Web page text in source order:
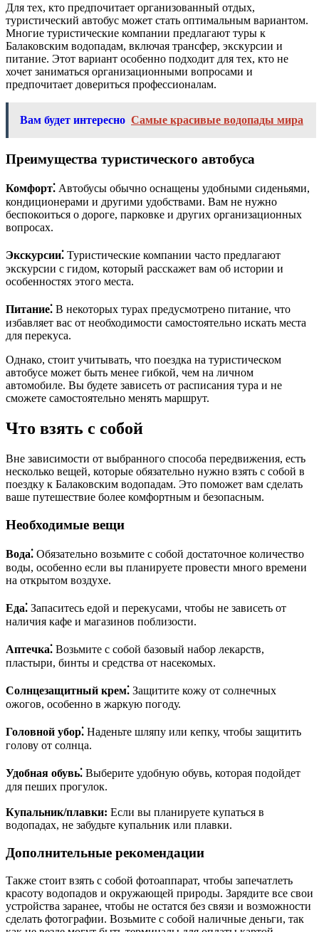
Для тех, кто предпочитает организованный отдых,
туристический автобус может стать оптимальным вариантом.
Многие туристические компании предлагают туры к
Балаковским водопадам, включая трансфер, экскурсии и
питание. Этот вариант особенно подходит для тех, кто не
хочет заниматься организационными вопросами и
предпочитает довериться профессионалам.
Вам будет интересно Самые красивые водопады мира
Преимущества туристического автобуса
Комфорт⁚ Автобусы обычно оснащены удобными сиденьями,
кондиционерами и другими удобствами. Вам не нужно
беспокоиться о дороге, парковке и других организационных
вопросах.
Экскурсии⁚ Туристические компании часто предлагают
экскурсии с гидом, который расскажет вам об истории и
особенностях этого места.
Питание⁚ В некоторых турах предусмотрено питание, что
избавляет вас от необходимости самостоятельно искать места
для перекуса.
Однако, стоит учитывать, что поездка на туристическом
автобусе может быть менее гибкой, чем на личном
автомобиле. Вы будете зависеть от расписания тура и не
сможете самостоятельно менять маршрут.
Что взять с собой
Вне зависимости от выбранного способа передвижения, есть
несколько вещей, которые обязательно нужно взять с собой в
поездку к Балаковским водопадам. Это поможет вам сделать
ваше путешествие более комфортным и безопасным.
Необходимые вещи
Вода⁚ Обязательно возьмите с собой достаточное количество
воды, особенно если вы планируете провести много времени
на открытом воздухе.
Еда⁚ Запаситесь едой и перекусами, чтобы не зависеть от
наличия кафе и магазинов поблизости.
Аптечка⁚ Возьмите с собой базовый набор лекарств,
пластыри, бинты и средства от насекомых.
Солнцезащитный крем⁚ Защитите кожу от солнечных
ожогов, особенно в жаркую погоду.
Головной убор⁚ Наденьте шляпу или кепку, чтобы защитить
голову от солнца.
Удобная обувь⁚ Выберите удобную обувь, которая подойдет
для пеших прогулок.
Купальник/плавки: Если вы планируете купаться в
водопадах, не забудьте купальник или плавки.
Дополнительные рекомендации
Также стоит взять с собой фотоаппарат, чтобы запечатлеть
красоту водопадов и окружающей природы. Зарядите все свои
устройства заранее, чтобы не остатся без связи и возможности
сделать фотографии. Возьмите с собой наличные деньги, так